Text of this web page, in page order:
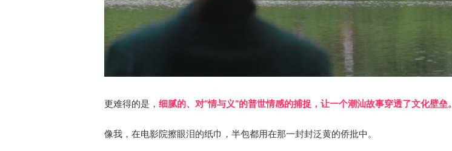
更难得的是， 细腻的、对“情与义”的普世情感的捕捉，让一个潮汕故事穿透了文化壁垒。
像我，在电影院擦眼泪的纸巾，半包都用在那一封封泛黄的侨批中。